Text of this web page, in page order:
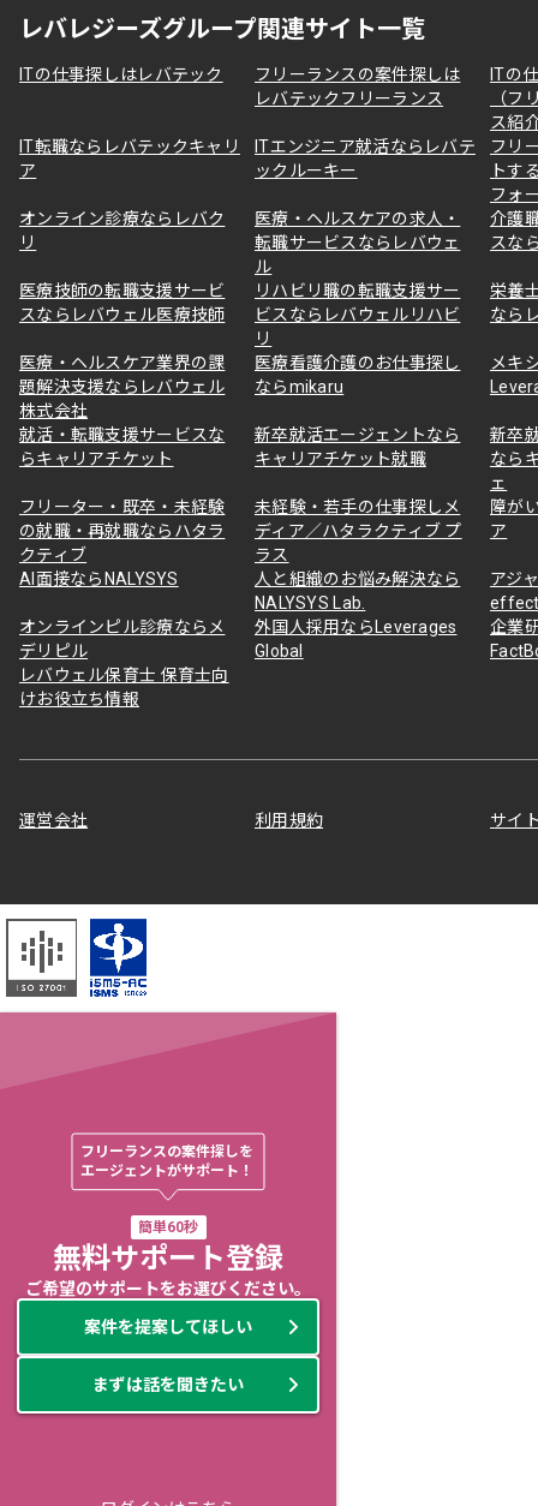
レバレジーズグループ関連サイト一覧
ITの仕事探しはレバテック
フリーランスの案件探しは
レバテックフリーランス
ITの
（フ
ス紹
IT転職ならレバテックキャリ
ア
ITエンジニア就活ならレバテ
ックルーキー
フリ
トす
フォ
オンライン診療ならレバク
リ
医療・ヘルスケアの求人・
転職サービスならレバウェ
ル
介護
スな
医療技師の転職支援サービ
スならレバウェル医療技師
リハビリ職の転職支援サー
ビスならレバウェルリハビ
リ
栄養
なら
医療・ヘルスケア業界の課
題解決支援ならレバウェル
株式会社
医療看護介護のお仕事探し
ならmikaru
メキ
就活・転職支援サービスな
らキャリアチケット
新卒就活エージェントなら
キャリアチケット就職
新卒
なら
ェ
フリーター・既卒・未経験
の就職・再就職ならハタラ
クティブ
未経験・若手の仕事探しメ
ディア／ハタラクティブ プ
ラス
障が
ア
AI面接ならNALYSYS
人と組織のお悩み解決なら
NALYSYS Lab.
アジ
オンラインピル診療ならメ
デリピル
外国人採用ならLeverages
Global
企業
レバウェル保育士 保育士向
けお役立ち情報
運営会社 利用規約 サイ
フリーランスの案件探しを
エージェントがサポート！
簡単60秒
無料サポート登録
ご希望のサポートをお選びください。
案件を提案してほしい
まずは話を聞きたい